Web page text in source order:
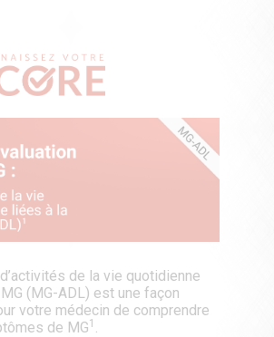
de la vie quotidienne
(MG-ADL) est une façon
votre médecin de comprendre
de MG1